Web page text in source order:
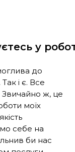
у
до
і є. Все
ж, це
моїх
себе на
би нас